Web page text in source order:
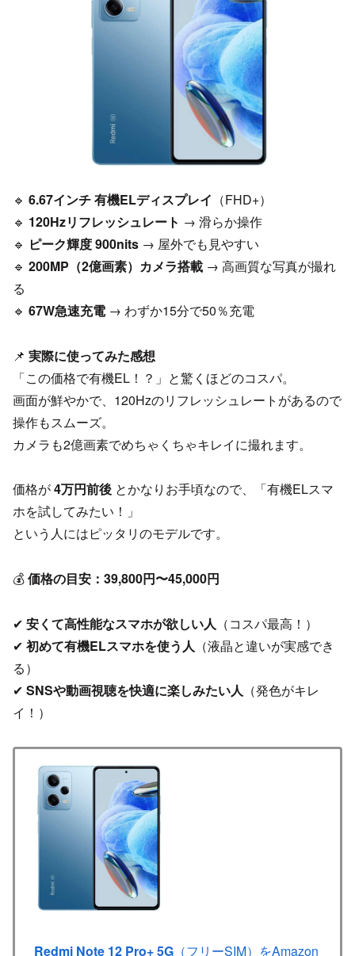
🔹 6.67インチ 有機ELディスプレイ （FHD+）
🔹 120Hzリフレッシュレート → 滑らか操作
🔹 ピーク輝度 900nits → 屋外でも見やすい
🔹 200MP（2億画素）カメラ搭載 → 高画質な写真が撮れ
る
🔹 67W急速充電→ わずか15分で50％充電
📌 実際に使ってみた感想
「この価格で有機EL！？」と驚くほどのコスパ。
画面が鮮やかで、120Hzのリフレッシュレートがあるので
操作もスムーズ。
カメラも2億画素でめちゃくちゃキレイに撮れます。
価格が4万円前後 とかなりお手頃なので、「有機ELスマ
ホを試してみたい！」
という人にはピッタリのモデルです。
💰価格の目安：39,800円〜45,000円
✔ 安くて高性能なスマホが欲しい人 （コスパ最高！）
✔ 初めて有機ELスマホを使う人 （液晶と違いが実感でき
る）
✔ SNSや動画視聴を快適に楽しみたい人 （発色がキレ
イ！）
Redmi Note 12 Pro+ 5G （フリーSIM）をAmazon